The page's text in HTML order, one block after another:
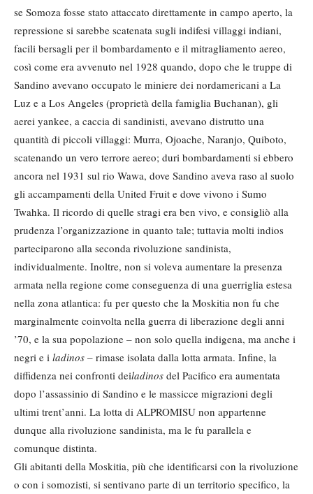
se Somoza fosse stato attaccato direttamente in campo aperto, la
repressione si sarebbe scatenata sugli indifesi villaggi indiani,
facili bersagli per il bombardamento e il mitragliamento aereo,
così come era avvenuto nel 1928 quando, dopo che le truppe di
Sandino avevano occupato le miniere dei nordamericani a La
Luz e a Los Angeles (proprietà della famiglia Buchanan), gli
aerei yankee, a caccia di sandinisti, avevano distrutto una
quantità di piccoli villaggi: Murra, Ojoache, Naranjo, Quiboto,
scatenando un vero terrore aereo; duri bombardamenti si ebbero
ancora nel 1931 sul rio Wawa, dove Sandino aveva raso al suolo
gli accampamenti della United Fruit e dove vivono i Sumo
Twahka. Il ricordo di quelle stragi era ben vivo, e consigliò alla
prudenza l’organizzazione in quanto tale; tuttavia molti indios
parteciparono alla seconda rivoluzione sandinista,
individualmente. Inoltre, non si voleva aumentare la presenza
armata nella regione come conseguenza di una guerriglia estesa
nella zona atlantica: fu per questo che la Moskitia non fu che
marginalmente coinvolta nella guerra di liberazione degli anni
’70, e la sua popolazione – non solo quella indigena, ma anche i
negri e i ladinos – rimase isolata dalla lotta armata. Infine, la
diffidenza nei confronti deiladinos del Pacifico era aumentata
dopo l’assassinio di Sandino e le massicce migrazioni degli
ultimi trent’anni. La lotta di ALPROMISU non appartenne
dunque alla rivoluzione sandinista, ma le fu parallela e
comunque distinta.
Gli abitanti della Moskitia, più che identificarsi con la rivoluzione
o con i somozisti, si sentivano parte di un territorio specifico, la